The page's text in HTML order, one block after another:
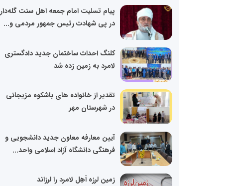
پیام تسلیت امام جمعه اهل سنت گله‌دار
در پی شهادت رئیس جمهور مردمی و...
کلنگ احداث ساختمان جدید دادگستری
لامرد به زمین زده شد
تقدیر از خانواده های باشکوه مزیجانی
در شهرستان مهر
آیین معارفه معاون جدید دانشجویی و
فرهنگی دانشگاه آزاد اسلامی واحد...
زمین لرزه اَهِل لامرد را لرزاند